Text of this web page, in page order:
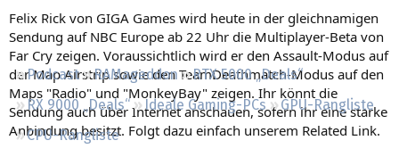
Regeln
Podcast RAMageddon
RTX 5000 „Deals“
RX 9000 „Deals“
Ideale Gaming-PCs
GPU-Rangliste
CPU-Rangliste
Felix Rick von GIGA Games wird heute in der gleichnamigen
Sendung auf NBC Europe ab 22 Uhr die Multiplayer-Beta von
Far Cry zeigen. Voraussichtlich wird er den Assault-Modus auf
der Map Airstrip sowie den TeamDeathmatch-Modus auf den
Maps "Radio" und "MonkeyBay" zeigen. Ihr könnt die
Sendung auch über Internet anschauen, sofern ihr eine starke
Anbindung besitzt. Folgt dazu einfach unserem Related Link.